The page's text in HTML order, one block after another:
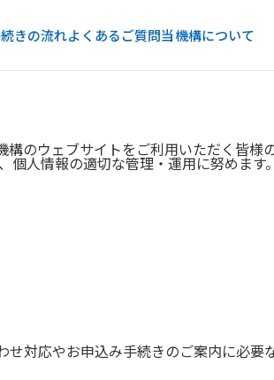
きの流れよくあるご質問当機構について
のウェブサイトをご利用いただく皆
人情報の適切な管理・運用に努めます。
対応やお申込み手続きのご案内に必要